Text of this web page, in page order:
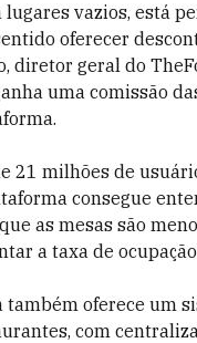
lugares vazios, está
oferecer
diretor geral do
uma comissão
21 milhões de
consegue
as mesas são
a taxa de
também oferece um
com